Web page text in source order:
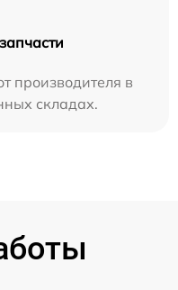
производителя в
складах.